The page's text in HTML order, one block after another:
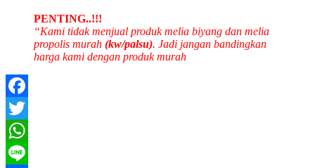
PENTING..!!!
“Kami tidak menjual produk melia biyang dan melia
propolis murah (kw/palsu). Jadi jangan bandingkan
harga kami dengan produk murah
Facebook
Twitter
WhatsApp